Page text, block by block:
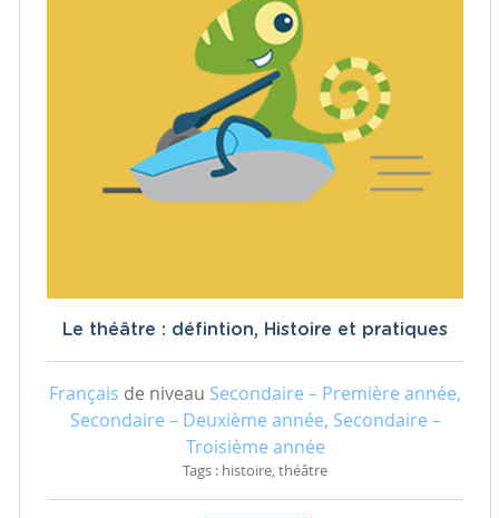
Le théâtre : défintion, Histoire et pratiques
Français de niveau Secondaire – Première année,
Secondaire – Deuxième année, Secondaire –
Troisième année
Tags : histoire, théâtre